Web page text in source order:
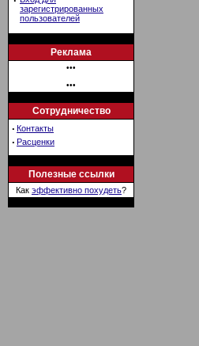
зарегистрированных
пользователей
Реклама
•••
•••
Сотрудничество
· Контакты
· Расценки
Полезные ссылки
Как эффективно похудеть?